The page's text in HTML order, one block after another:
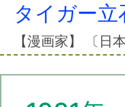
タイガー立
【漫画家】 〔日